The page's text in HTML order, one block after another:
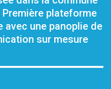
Première plateforme
avec une panoplie de
sur mesure